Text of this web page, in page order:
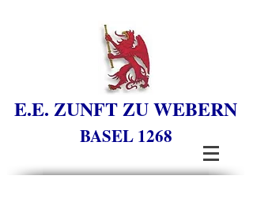
E.E. ZUNFT ZU WEBERN
BASEL 1268